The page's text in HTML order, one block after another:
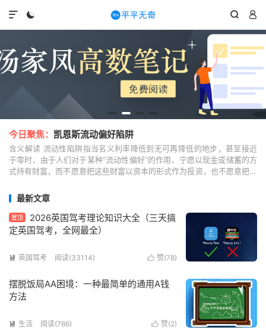
  

今日聚焦： 凯恩斯流动偏好陷阱
含义解读 流动性陷阱指当名义利率降低到无可再降低的地步，甚至接近
于零时，由于人们对于某种“流动性偏好”的作用，宁愿以现金或储蓄的方
式持有财富，而不愿意把这些财富以资本的形式作为投资，也不愿意把这
最新文章
置顶
2026英国驾考理论知识大全（三天搞
定英国驾考，全网最全）
 赞(78)
 英国驾考 阅读(33114)
摆脱饭局AA困境：一种最简单的通用A钱
方法
 赞(2)
 生活 阅读(766)